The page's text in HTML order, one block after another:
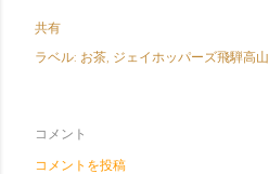
共有
ラベル: お茶 ジェイホッパーズ飛騨高山
コメント
コメントを投稿